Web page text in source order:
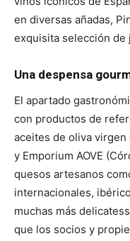
en diversas añadas,
exquisita selección de
Una despensa
El apartado
con productos de
aceites de oliva virgen
y Emporium AOVE
quesos artesanos
internacionales,
muchas más
que los socios y